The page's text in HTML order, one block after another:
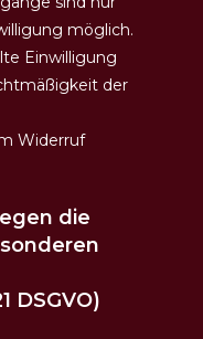
möglich.
Einwilligung
der
Widerruf
die
DSGVO)